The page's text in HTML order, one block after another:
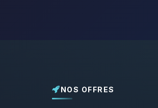
NOS OFFRES